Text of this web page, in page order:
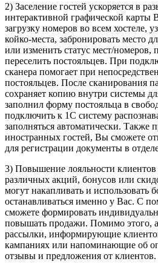
2) Заселение гостей ускоряется в
интерактивной графической карты
загрузку номеров во всем хостеле,
койко-места, забронировать место
или изменить статус мест/номеров,
переселить постояльцев. При
сканера помогает при
постояльцев. После сканирования
сохраняет копию внутри системы
заполнил форму постояльца в
подключить к 1С систему
заполняться автоматически. Также
иностранных гостей, Вы сможете
для регистрации документы в
3) Повышение лояльности клиентов
различных акций, бонусов или
могут накапливать и использовать
останавливаться именно у Вас. С
сможете формировать
повышать продажи. Помимо этого,
рассылки, информирующие
кампаниях или напоминающие об
отзывы и предложения от клиентов.